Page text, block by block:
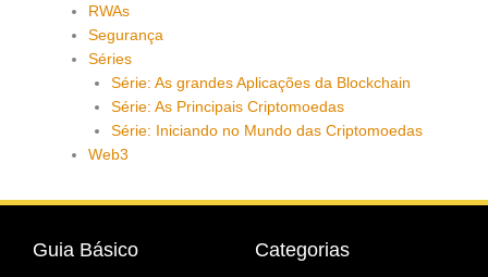
RWAs
Segurança
Séries
Série: As grandes Aplicações da Blockchain
Série: As Principais Criptomoedas
Série: Iniciando no Mundo das Criptomoedas
Web3
Guia Básico Categorias